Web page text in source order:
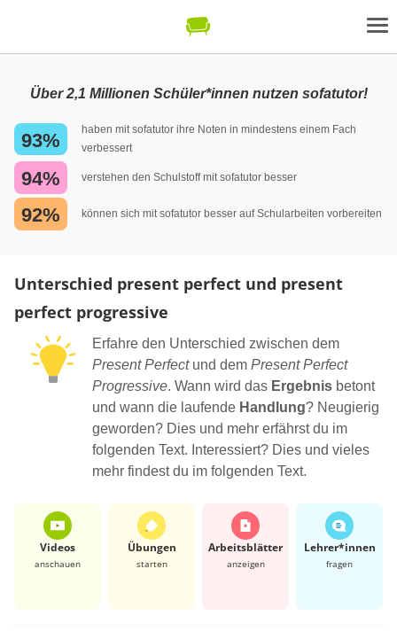
Über 2,1 Millionen Schüler*innen nutzen sofatutor!
93%
haben mit sofatutor ihre Noten in mindestens einem Fach
verbessert
94% verstehen den Schulstoff mit sofatutor besser
92% können sich mit sofatutor besser auf Schularbeiten vorbereiten
Unterschied present perfect und present
perfect progressive
Erfahre den Unterschied zwischen dem
Present Perfectund dem Present Perfect
Progressive. Wann wird das Ergebnis betont
und wann die laufende Handlung? Neugierig
geworden? Dies und mehr erfährst du im
folgenden Text. Interessiert? Dies und vieles
mehr findest du im folgenden Text.
Videos
anschauen
Übungen
starten
Arbeits­blätter
anzeigen
Lehrer*​innen
fragen